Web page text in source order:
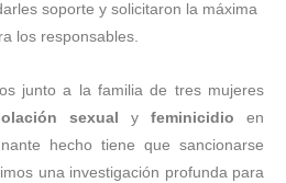
soporte y solicitaron la máxima
los responsables.
junto a la familia de tres mujeres
sexual y feminicidio en
hecho tiene que sancionarse
una investigación profunda para